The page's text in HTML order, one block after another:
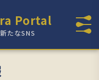
Portal
たなSNS